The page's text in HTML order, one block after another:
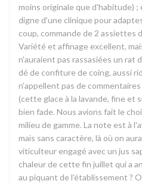
moins originale que d'habitude) ;
digne d'une clinique pour
coup, commande de 2 assiettes
Variété et affinage excellent,
n'auraient pas rassasiées un rat
dé de confiture de coing, aussi
n'appellent pas de
(cette glace à la lavande, fine et
bien fade. Nous avions fait le
milieu de gamme. La note est à
mais sans caractère, là où on
viticulteur engagé avec un jus
chaleur de cette fin juillet qui a
au piquant de l'établissement ?